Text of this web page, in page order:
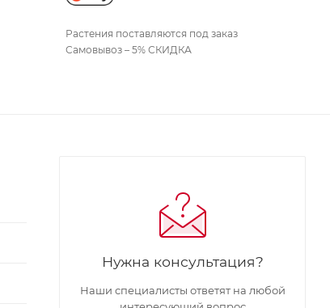
Растения поставляются под заказ
Самовывоз – 5% СКИДКА
Нужна консультация?
Наши специалисты ответят на любой